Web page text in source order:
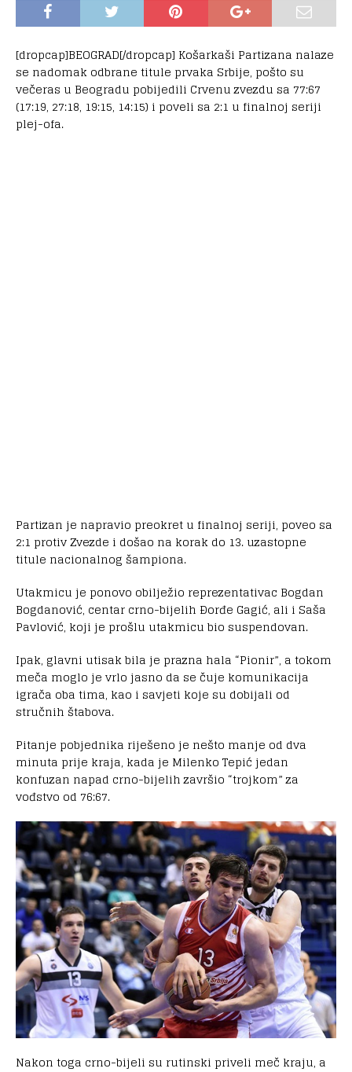
[dropcap]BEOGRAD[/dropcap] Košarkaši Partizana nalaze
se nadomak odbrane titule prvaka Srbije, pošto su
večeras u Beogradu pobijedili Crvenu zvezdu sa 77:67
(17:19, 27:18, 19:15, 14:15) i poveli sa 2:1 u finalnoj seriji
plej-ofa.
Partizan je napravio preokret u finalnoj seriji, poveo sa
2:1 protiv Zvezde i došao na korak do 13. uzastopne
titule nacionalnog šampiona.
Utakmicu je ponovo obilježio reprezentativac Bogdan
Bogdanović, centar crno-bijelih Ðorđe Gagić, ali i Saša
Pavlović, koji je prošlu utakmicu bio suspendovan.
Ipak, glavni utisak bila je prazna hala “Pionir”, a tokom
meča moglo je vrlo jasno da se čuje komunikacija
igrača oba tima, kao i savjeti koje su dobijali od
stručnih štabova.
Pitanje pobjednika riješeno je nešto manje od dva
minuta prije kraja, kada je Milenko Tepić jedan
konfuzan napad crno-bijelih završio “trojkom” za
vođstvo od 76:67.
Nakon toga crno-bijeli su rutinski priveli meč kraju, a